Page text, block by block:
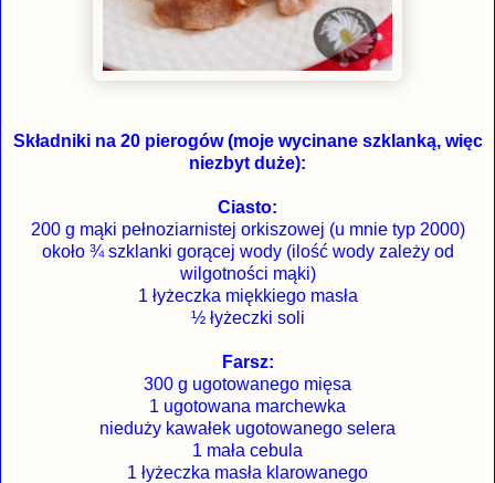
Składniki na 20 pierogów (moje wycinane szklanką, więc
niezbyt duże):
Ciasto:
200 g mąki pełnoziarnistej orkiszowej (u mnie typ 2000)
około ¾ szklanki gorącej wody (ilość wody zależy od
wilgotności mąki)
1 łyżeczka miękkiego masła
½ łyżeczki soli
Farsz:
300 g ugotowanego mięsa
1 ugotowana marchewka
nieduży kawałek ugotowanego selera
1 mała cebula
1 łyżeczka masła klarowanego